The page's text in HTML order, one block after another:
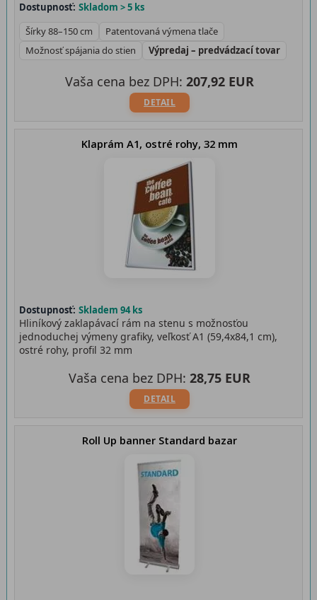
Dostupnosť: Skladom > 5 ks
Šírky 88–150 cm
Patentovaná výmena tlače
Možnosť spájania do stien
Výpredaj – predvádzací tovar
DETAIL
Vaša cena bez DPH: 207,92 EUR
Klaprám A1, ostré rohy, 32 mm
Dostupnosť: Skladem 94 ks
Hliníkový zaklapávací rám na stenu s možnosťou
jednoduchej výmeny grafiky, veľkosť A1 (59,4x84,1 cm),
ostré rohy, profil 32 mm
DETAIL
Vaša cena bez DPH: 28,75 EUR
Roll Up banner Standard bazar